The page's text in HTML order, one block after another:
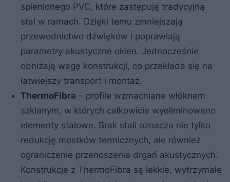
spienionego PVC, które zastępują tradycyjną
stal w ramach. Dzięki temu zmniejszają
przewodnictwo dźwięków i poprawiają
parametry akustyczne okien. Jednocześnie
obniżają wagę konstrukcji, co przekłada się na
łatwiejszy transport i montaż.
ThermoFibra – profile wzmacniane włóknem
szklanym, w których całkowicie wyeliminowano
elementy stalowe. Brak stali oznacza nie tylko
redukcję mostków termicznych, ale również
ograniczenie przenoszenia drgań akustycznych.
Konstrukcje z ThermoFibra są lekkie, wytrzymałe